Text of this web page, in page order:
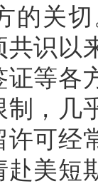
的关
共识以
等各
，几
可经
赴美短